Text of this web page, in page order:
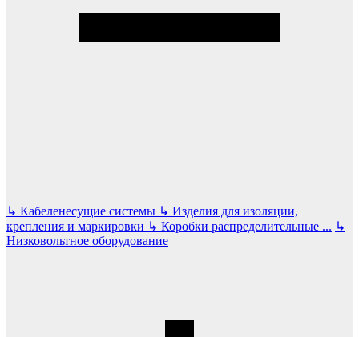
↳ Кабеленесущие системы ↳ Изделия для изоляции,
крепления и маркировки ↳ Коробки распределительные ... ↳
Низковольтное оборудование